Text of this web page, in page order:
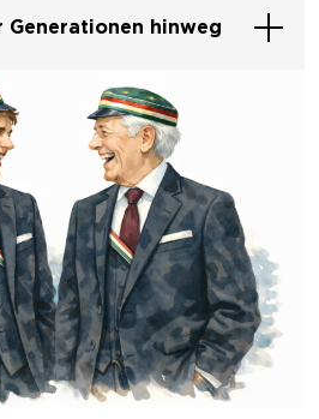
Generationen hinweg